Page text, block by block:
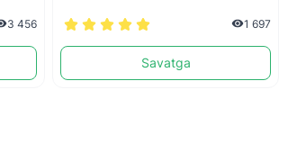
3 456 1 697
Savatga